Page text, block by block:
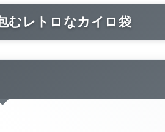
むレトロなカイロ袋